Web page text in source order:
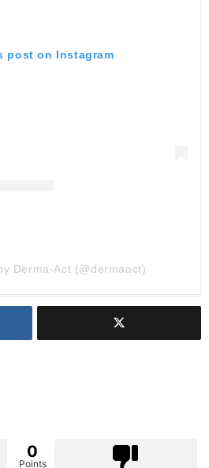
post on Instagram
Derma-Act (@dermaact)
0
Points